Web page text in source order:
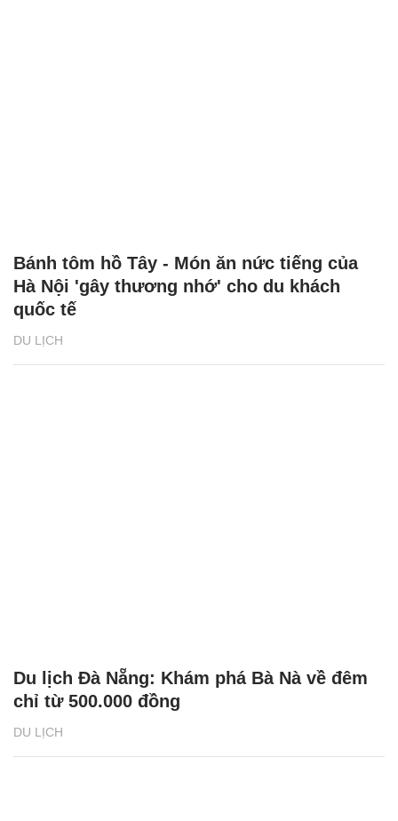
DU LỊCH
Bánh tôm hồ Tây - Món ăn nức tiếng của
Hà Nội 'gây thương nhớ' cho du khách
quốc tế
DU LỊCH
Du lịch Đà Nẵng: Khám phá Bà Nà về đêm
chỉ từ 500.000 đồng